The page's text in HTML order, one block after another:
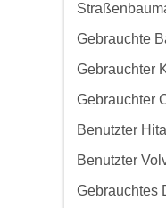
Gebrauchte
Gebrauchter
Gebrauchter
Benutzter
Benutzter
Gebrauchtes